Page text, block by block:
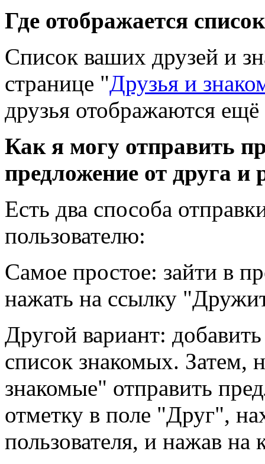
Где отображается
Список ваших друзей и
странице "Друзья и
друзья отображаются
Как я могу отправить
предложение от друга и
Есть два способа
пользователю:
Самое простое: зайти в
нажать на ссылку
Другой вариант:
список знакомых. Затем,
знакомые" отправить
отметку в поле "Друг",
пользователя, и нажав